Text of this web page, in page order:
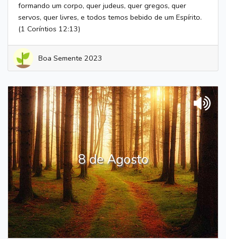
formando um corpo, quer judeus, quer gregos, quer
servos, quer livres, e todos temos bebido de um Espírito.
(1 Coríntios 12:13)
Boa Semente 2023
8 de Agosto